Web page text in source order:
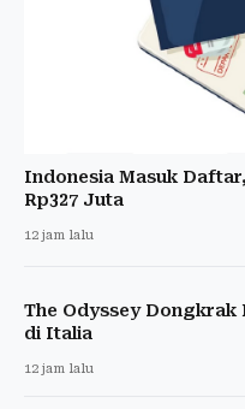
Indonesia Masuk
Rp327 Juta
12 jam lalu
The Odyssey Dongkrak
di Italia
12 jam lalu